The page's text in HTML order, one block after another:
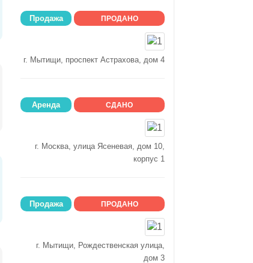
Продажа ПРОДАНО
г. Мытищи, проспект Астрахова, дом 4
Аренда СДАНО
г. Москва, улица Ясеневая, дом 10,
корпус 1
Продажа ПРОДАНО
г. Мытищи, Рождественская улица,
дом 3